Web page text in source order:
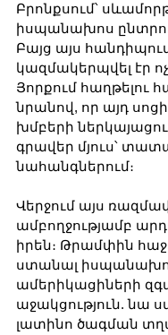
Բրոնքսում՝
իսպանախոս
Բայց այս
կազմակերպվել էր ոչ
Յորքում հաղթելու
նրանով, որ այդ
խմբերի
գրավեր մյուս՝
նահանգներում։
Վերջում այս
ամբողջությամբ
իրեն։ Թրամփին
ստանալ
ամերիկացիների
աջակցություն. նա
լատինո ծագման